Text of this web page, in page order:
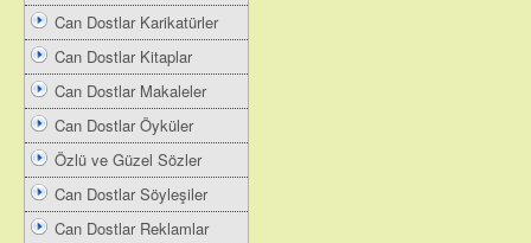
Can Dostlar Karikatürler
Can Dostlar Kitaplar
Can Dostlar Makaleler
Can Dostlar Öyküler
Özlü ve Güzel Sözler
Can Dostlar Söyleşiler
Can Dostlar Reklamlar